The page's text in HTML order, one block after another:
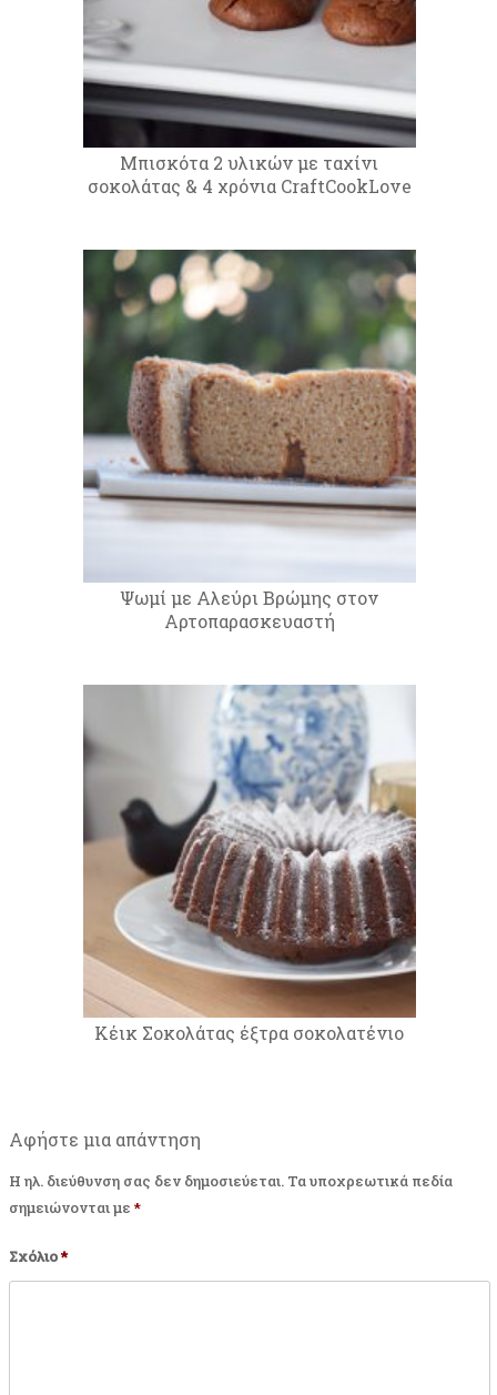
Μπισκότα 2 υλικών με ταχίνι
σοκολάτας & 4 χρόνια CraftCookLove
Ψωμί με Αλεύρι Βρώμης στον
Αρτοπαρασκευαστή
Κέικ Σοκολάτας έξτρα σοκολατένιο
Αφήστε μια απάντηση
Η ηλ. διεύθυνση σας δεν δημοσιεύεται. Τα υποχρεωτικά πεδία
σημειώνονται με *
Σχόλιο*